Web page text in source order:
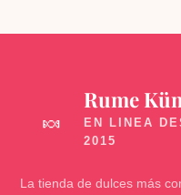
🍬
Rume
La tienda de dulces más